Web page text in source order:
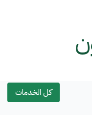
كل الخدمات